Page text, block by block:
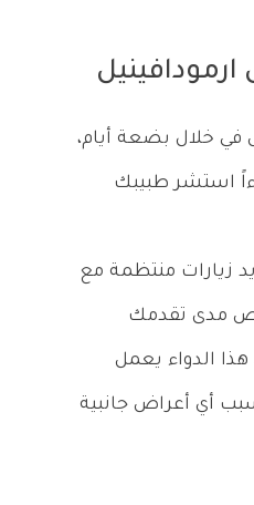
في خلال بضعة أيام،
استشر طبيبك
زيارات منتظمة مع
مدى تقدمك
هذا الدواء يعمل
أي أعراض جانبية